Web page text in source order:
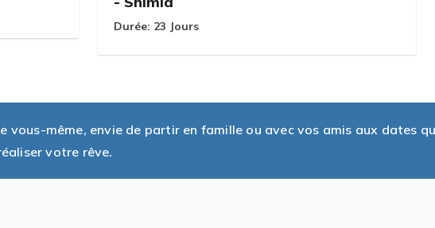
Durée: 23 Jours
vous-même, envie de partir en famille ou avec vos amis aux dates
votre rêve.